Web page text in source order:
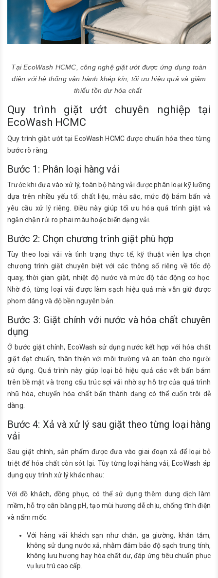
Tại EcoWash HCMC, công nghệ giặt ướt được ứng dụng toàn
diện với hệ thống vận hành khép kín, tối ưu hiệu quả và giảm
thiểu tồn dư hóa chất
Quy trình giặt ướt chuyên nghiệp tại
EcoWash HCMC
Quy trình giặt ướt tại EcoWash HCMC được chuẩn hóa theo từng
bước rõ ràng:
Bước 1: Phân loại hàng vải
Trước khi đưa vào xử lý, toàn bộ hàng vải được phân loại kỹ lưỡng
dựa trên nhiều yếu tố: chất liệu, màu sắc, mức độ bám bẩn và
yêu cầu xử lý riêng. Điều này giúp tối ưu hóa quá trình giặt và
ngăn chặn rủi ro phai màu hoặc biến dạng vải.
Bước 2: Chọn chương trình giặt phù hợp
Tùy theo loại vải và tình trạng thực tế, kỹ thuật viên lựa chọn
chương trình giặt chuyên biệt với các thông số riêng về tốc độ
quay, thời gian giặt, nhiệt độ nước và mức độ tác động cơ học.
Nhờ đó, từng loại vải được làm sạch hiệu quả mà vẫn giữ được
phom dáng và độ bền nguyên bản.
Bước 3: Giặt chính với nước và hóa chất chuyên
dụng
Ở bước giặt chính, EcoWash sử dụng nước kết hợp với hóa chất
giặt đạt chuẩn, thân thiện với môi trường và an toàn cho người
sử dụng. Quá trình này giúp loại bỏ hiệu quả các vết bẩn bám
trên bề mặt và trong cấu trúc sợi vải nhờ sự hỗ trợ của quá trình
nhũ hóa, chuyển hóa chất bẩn thành dạng có thể cuốn trôi dễ
dàng.
Bước 4: Xả và xử lý sau giặt theo từng loại hàng
vải
Sau giặt chính, sản phẩm được đưa vào giai đoạn xả để loại bỏ
triệt để hóa chất còn sót lại. Tùy từng loại hàng vải, EcoWash áp
dụng quy trình xử lý khác nhau:
Với đồ khách, đồng phục, có thể sử dụng thêm dung dịch làm
mềm, hỗ trợ cân bằng pH, tạo mùi hương dễ chịu, chống tĩnh điện
và nấm mốc.
Với hàng vải khách sạn như chăn, ga giường, khăn tắm,
không sử dụng nước xả, nhằm đảm bảo độ sạch trung tính,
không lưu hương hay hóa chất dư, đáp ứng tiêu chuẩn phục
vụ lưu trú cao cấp.